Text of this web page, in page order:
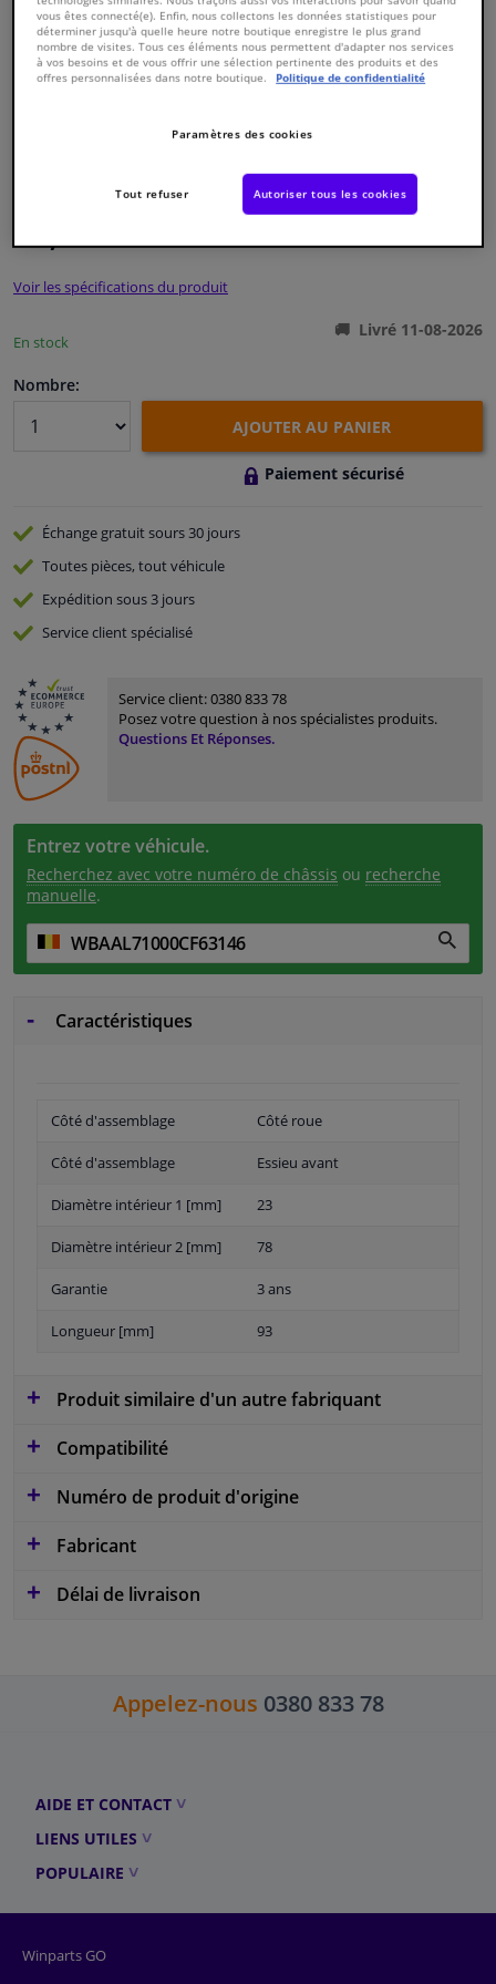
Fenêtres & accessoires
Atelier & outils
Camping-car, moto & vélo
Promotions et réductions
Capteurs & électronique
8715616135962
€ 7,
Voir les spécifications du produit
En stock
Livré 11-08-2026
Nombre:
AJOUTER AU PANIER
Paiement sécurisé
Échange gratuitsours 30 jours
Toutes pièces, tout véhicule
Expédition sous 3 jours
Serviceclient spécialisé
Service client:0380 833 78
Posez votre question à nos spécialistes produits.
Questions Et Réponses.
Entrez votre véhicule.
Recherchez avec votre numéro de châssis ou recherche
manuelle.
Caractéristiques
Côté d'assemblage Côté roue
Côté d'assemblage Essieu avant
Diamètre intérieur 1 [mm] 23
Diamètre intérieur 2 [mm] 78
Garantie 3 ans
Longueur [mm] 93
Produit similaire d'un autre fabriquant
Compatibilité
Numéro de produit d'origine
Fabricant
Délai de livraison
Appelez-nous 0380 833 78
AIDE ET CONTACT
LIENS UTILES
POPULAIRE
Winparts GO
vous êtes connecté(e). Enfin, nous collectons les données statistiques pour
déterminer jusqu'à quelle heure notre boutique enregistre le plus grand
nombre de visites. Tous ces éléments nous permettent d'adapter nos services
à vos besoins et de vous offrir une sélection pertinente des produits et des
offres personnalisées dans notre boutique.
Politique de confidentialité
Paramètres des cookies
Tout refuser Autoriser tous les cookies